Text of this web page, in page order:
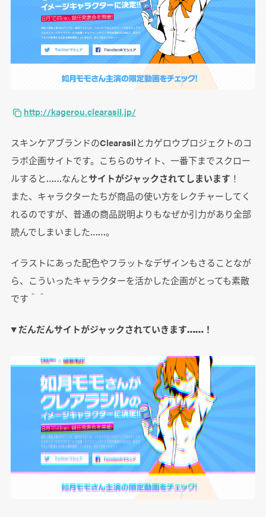
http://kagerou.clearasil.jp/
スキンケアブランドのClearasilとカゲロウプロジェクトのコ
ラボ企画サイトです。こちらのサイト、一番下までスクロー
ルすると……なんとサイトがジャックされてしまいます ！
また、キャラクターたちが商品の使い方をレクチャーしてく
れるのですが、普通の商品説明よりもなぜか引力があり全部
読んでしまいました……。
イラストにあった配色やフラットなデザインもさることなが
ら、こういったキャラクターを活かした企画がとっても素敵
です＾＾
▼ だんだんサイトがジャックされていきます……！